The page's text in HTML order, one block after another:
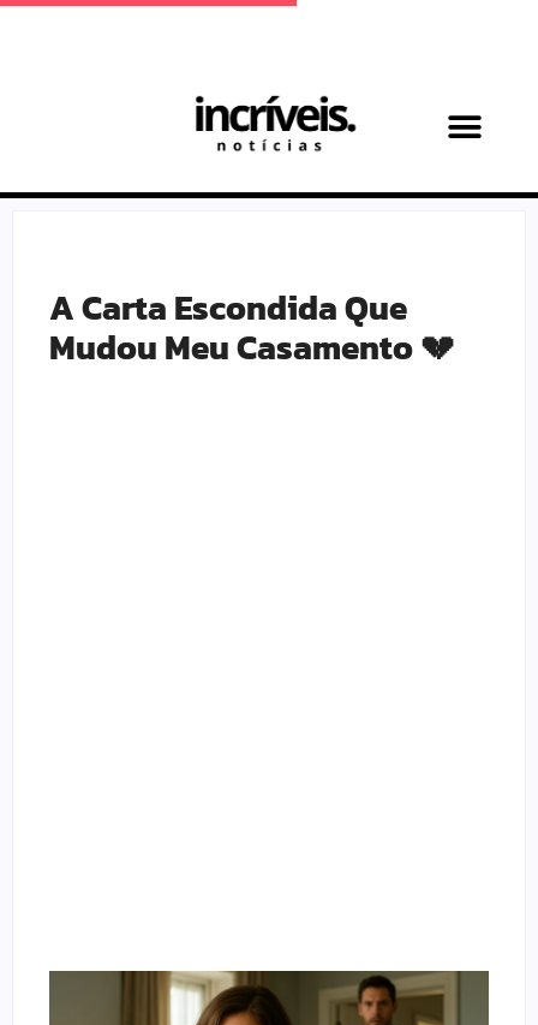
A Carta Escondida Que
Mudou Meu Casamento 💔